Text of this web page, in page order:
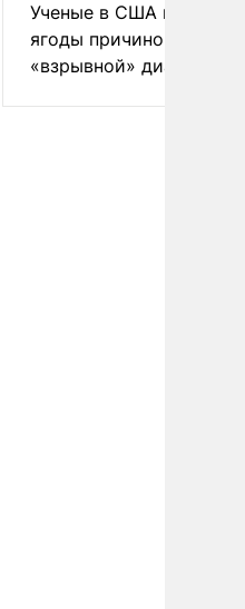
Ученые в США назвали
ягоды причиной
«взрывной» диареи